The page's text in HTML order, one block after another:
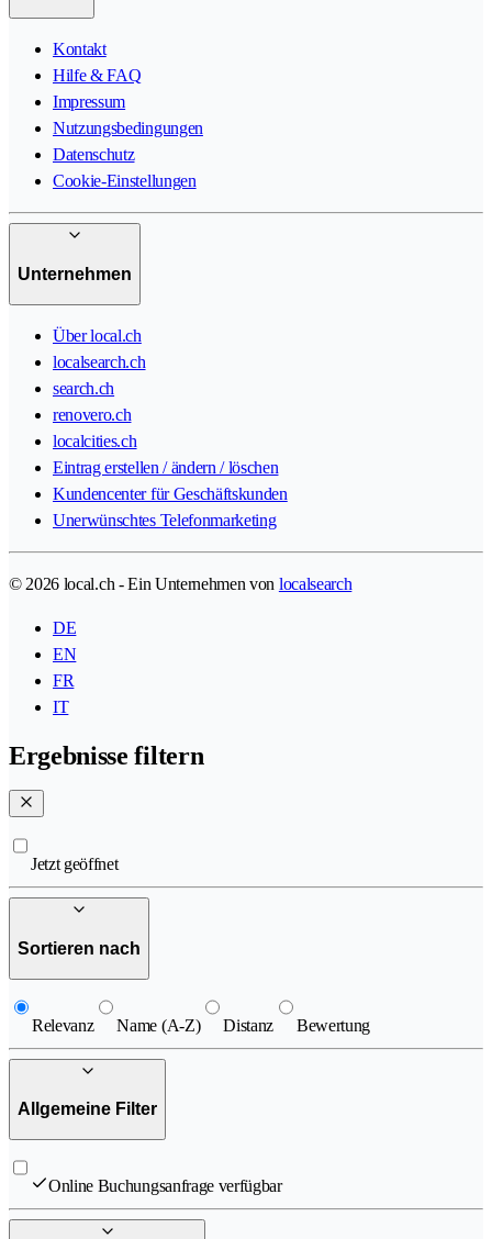
Kontakt
Hilfe & FAQ
Impressum
Nutzungsbedingungen
Datenschutz
Cookie-Einstellungen
Unternehmen
Über local.ch
localsearch.ch
search.ch
renovero.ch
localcities.ch
Eintrag erstellen / ändern / löschen
Kundencenter für Geschäftskunden
Unerwünschtes Telefonmarketing
© 2026 local.ch - Ein Unternehmen von localsearch
DE
EN
FR
IT
Ergebnisse filtern
Jetzt geöffnet
Sortieren nach
Relevanz Name (A-Z) Distanz Bewertung
Allgemeine Filter
Online Buchungsanfrage verfügbar